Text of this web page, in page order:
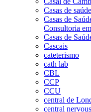
Casas de saúde
Casas de
Consultoria
Casas de
Cascais
cateterismo
cath lab
CBL
CCP
CCU
central de
central